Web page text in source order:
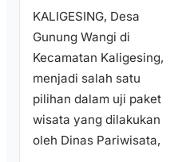
KALIGESING, Desa
Gunung Wangi di
Kecamatan Kaligesing,
menjadi salah satu
pilihan dalam uji paket
wisata yang dilakukan
oleh Dinas Pariwisata,